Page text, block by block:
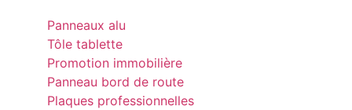
Panneaux alu
Tôle tablette
Promotion immobilière
Panneau bord de route
Plaques professionnelles